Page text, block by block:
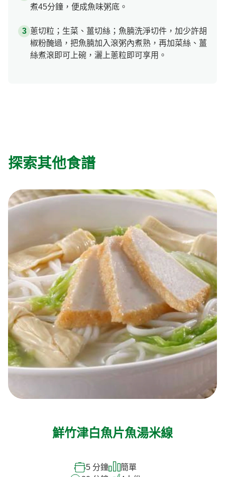
煮45分鐘，便成魚味粥底。
蔥切粒；生菜、薑切絲；魚腩洗淨切件，加少許胡
椒粉醃過，把魚腩加入滾粥內煮熟，再加菜絲、薑
絲煮滾即可上碗，灑上蔥粒即可享用。
探索其他食譜
鮮竹津白魚片魚湯米線
5 分鐘
簡單